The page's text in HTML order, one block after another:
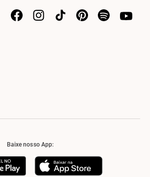
Baixe nosso App: